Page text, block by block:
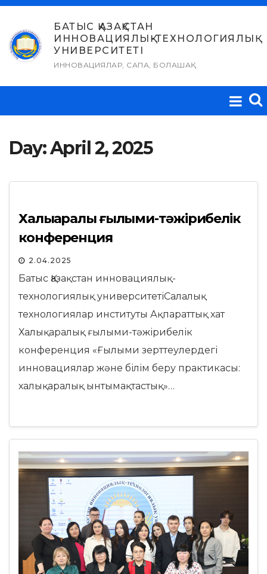
Skip
content
БАТЫС ҚАЗАҚСТАН
ИННОВАЦИЯЛЫҚ-ТЕХНОЛОГИЯЛЫҚ
УНИВЕРСИТЕТІ
ИННОВАЦИЯЛАР, САПА, БОЛАШАҚ
Day:April 2, 2025
Халықаралық ғылыми-тәжірибелік
конференция
2.04.2025
Батыс Қазақстан инновациялық-
технологиялық университетіСалалық
технологиялар институты Ақпараттық хат
Халықаралық ғылыми-тәжірибелік
конференция «Ғылыми зерттеулердегі
инновациялар және білім беру практикасы:
халықаралық ынтымақтастық»…